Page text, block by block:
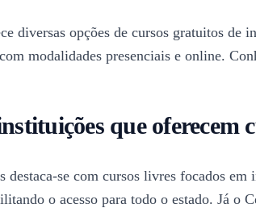
diversas opções de cursos gratuitos de
modalidades presenciais e online.
que oferecem
destaca-se com cursos livres focados
o acesso para todo o estado. Já o